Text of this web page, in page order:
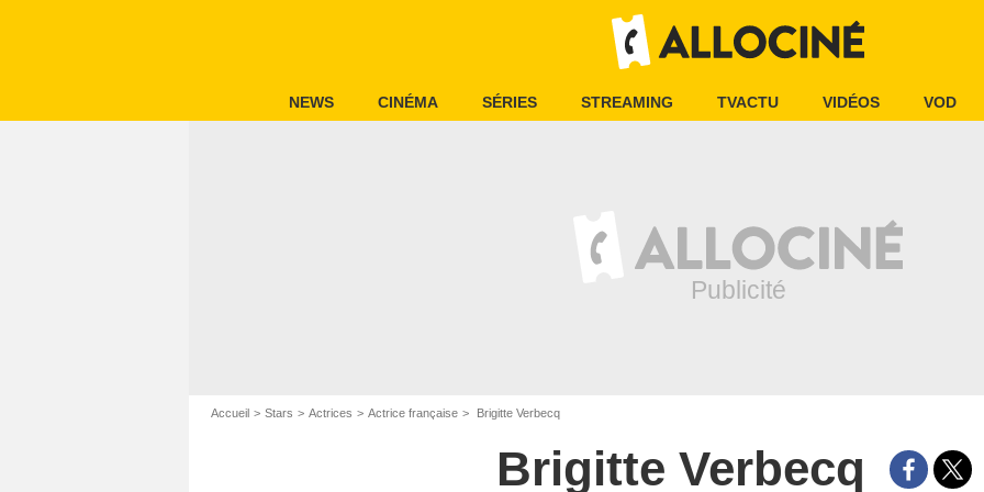
NEWS CINÉMA SÉRIES STREAMING TVACTU VIDÉOS VOD
Accueil Stars Actrices Actrice française Brigitte Verbecq
Brigitte Verbecq